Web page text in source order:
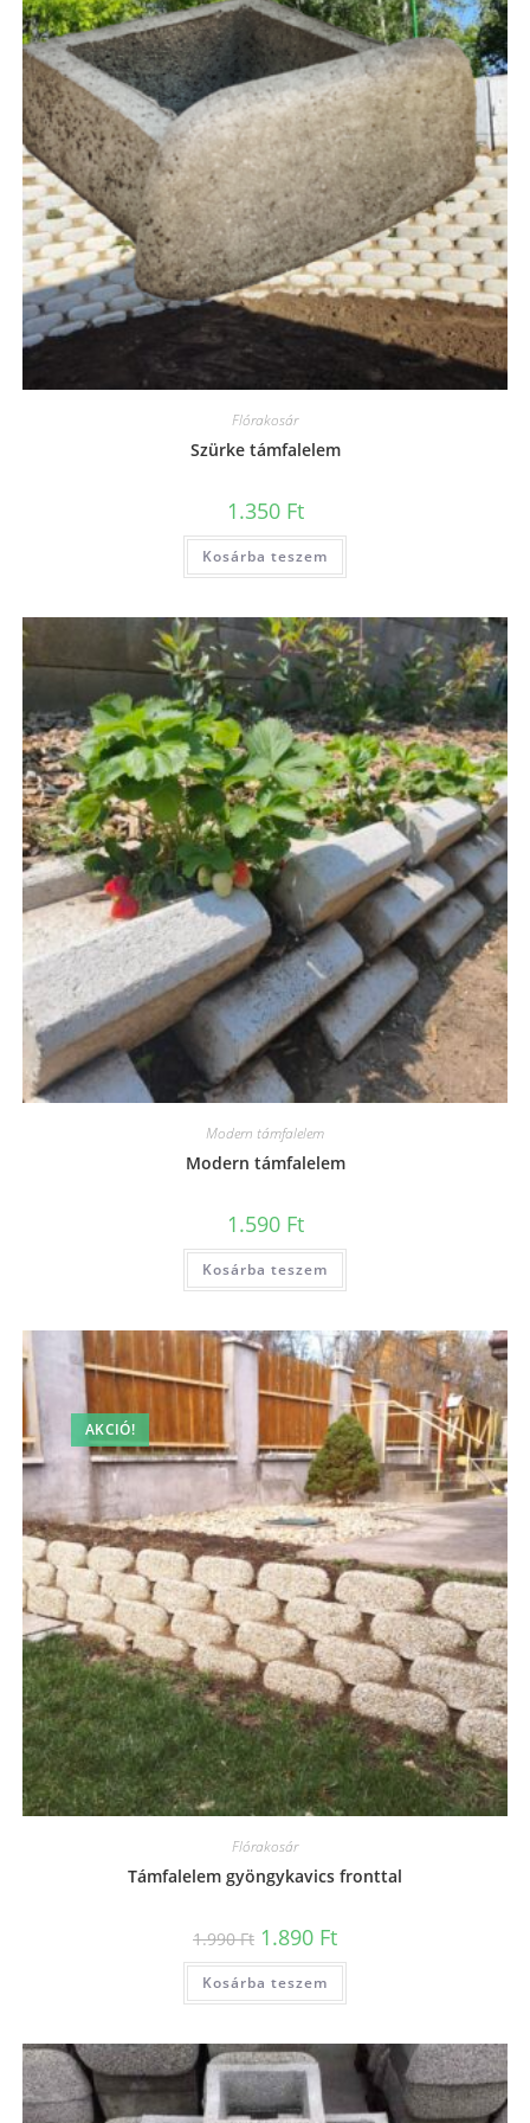
Flórakosár
Szürke támfalelem
1.350 Ft
Kosárba teszem
Modern támfalelem
Modern támfalelem
1.590 Ft
Kosárba teszem
AKCIÓ!
Flórakosár
Támfalelem gyöngykavics fronttal
1.990Ft Original
price
was:
1.990 Ft.
1.890 FtCurrent
price
is:
Kosárba teszem